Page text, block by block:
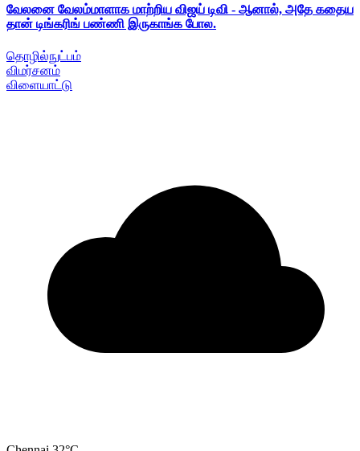
வேலனை வேலம்மாளாக மாற்றிய விஜய் டிவி - ஆனால், அதே கதைய
தான் டிங்கரிங் பண்ணி இருகாங்க போல.
தொழில்நுட்பம்
விமர்சனம்
விளையாட்டு